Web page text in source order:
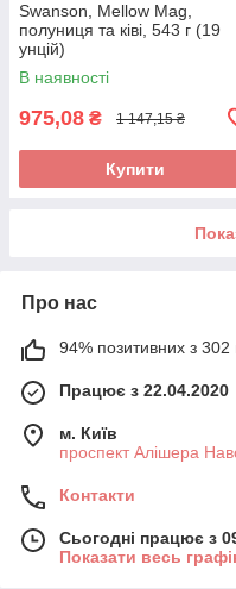
Swanson, Mellow Mag,
полуниця та ківі, 543 г (19
унцій)
В наявності
975,08 ₴ 1 147,15 ₴
Купити
Про нас
94% позитивних з 302
Працює з 22.04.2020
м. Київ
проспект Алішера
Контакти
Сьогодні працює з
Показати весь